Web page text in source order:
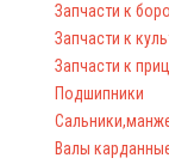
Запчасти к
Запчасти к
Запчасти к
Подшипники
Валы